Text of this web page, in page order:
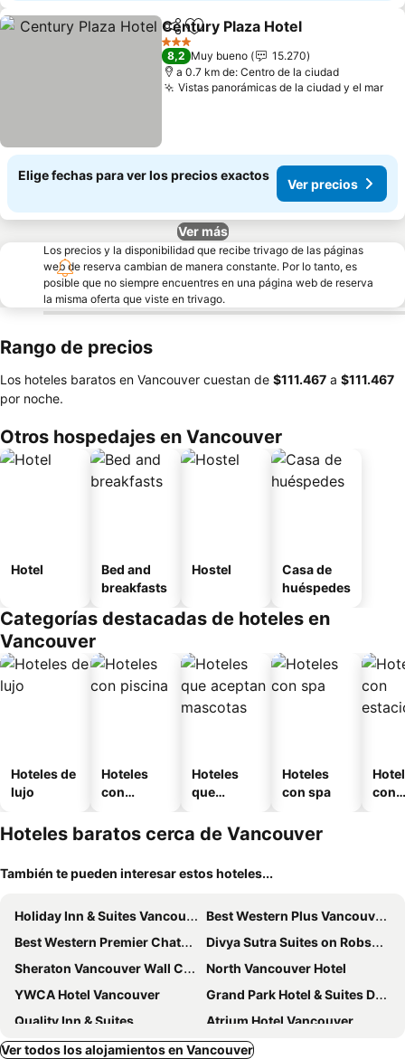
CompartirAgregar a favoritos
Century Plaza Hotel
3 Estrellas
8,2 Muy bueno
15.270
a 0.7 km de: Centro de la ciudad
Vistas panorámicas de la ciudad y el mar
Elige fechas para ver los precios exactos
Ver precios
Ver más
Los precios y la disponibilidad que recibe trivago de las páginas
web de reserva cambian de manera constante. Por lo tanto, es
posible que no siempre encuentres en una página web de reserva
la misma oferta que viste en trivago.
Rango de precios
Los hoteles baratos en Vancouver cuestan de ‎$111.467 a ‎$111.467
por noche.
Otros hospedajes en Vancouver
Hotel
Bed and
breakfasts
Hostel
Casa de
huéspedes
Categorías destacadas de hoteles en
Vancouver
Hoteles de
lujo
Hoteles
con
Hoteles
que
mascotas
Hoteles
con spa
con
Hoteles baratos cerca de Vancouver
También te pueden interesar estos hoteles...
Holiday Inn & Suites Vancouver Downtown By Ihg
Best Western Plus Vancouver Airport Hotel
Best Western Premier Chateau Granville Hotel & Suites & Conf. Centre
Divya Sutra Suites on Robson Downtown Vancouver
Sheraton Vancouver Wall Centre
North Vancouver Hotel
YWCA Hotel Vancouver
Grand Park Hotel & Suites Downtown Vancouver, an Ascend Collection Hotel
Quality Inn & Suites
Atrium Hotel Vancouver
Pinnacle Hotel Harbourfront
Hyatt Regency Vancouver
Ver todos los alojamientos en Vancouver